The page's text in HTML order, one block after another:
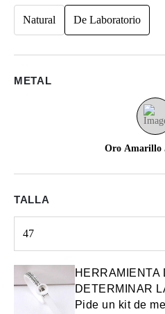
Natural De Laboratorio
METAL
Oro Amarillo
TALLA
47
HERRAMIENTA
DETERMINAR
Pide un kit de